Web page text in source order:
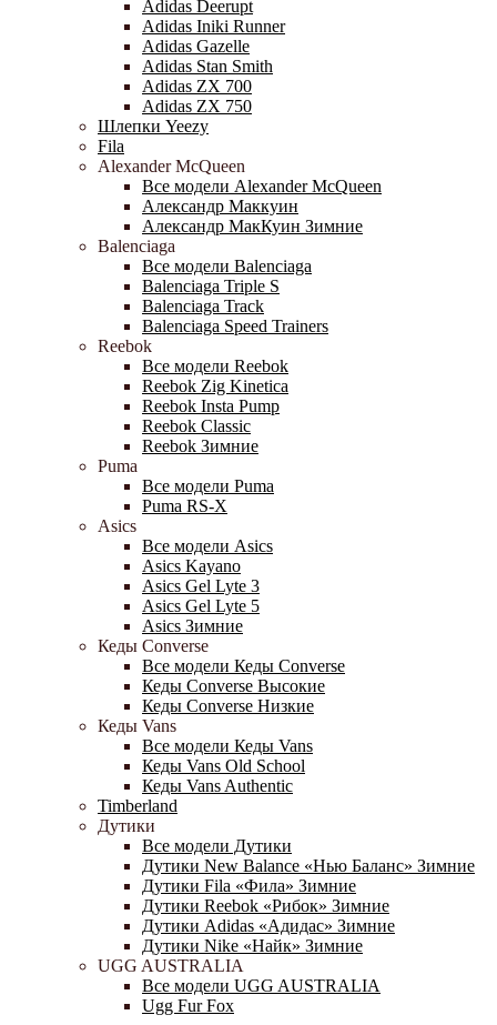
Adidas Deerupt
Adidas Iniki Runner
Adidas Gazelle
Adidas Stan Smith
Adidas ZX 700
Adidas ZX 750
Шлепки Yeezy
Fila
Alexander McQueen
Все модели Alexander McQueen
Александр Маккуин
Александр МакКуин Зимние
Balenciaga
Все модели Balenciaga
Balenciaga Triple S
Balenciaga Track
Balenciaga Speed Trainers
Reebok
Все модели Reebok
Reebok Zig Kinetica
Reebok Insta Pump
Reebok Classic
Reebok Зимние
Puma
Все модели Puma
Puma RS-X
Asics
Все модели Asics
Asics Kayano
Asics Gel Lyte 3
Asics Gel Lyte 5
Asics Зимние
Кеды Converse
Все модели Кеды Converse
Кеды Converse Высокие
Кеды Converse Низкие
Кеды Vans
Все модели Кеды Vans
Кеды Vans Old School
Кеды Vans Authentic
Timberland
Дутики
Все модели Дутики
Дутики New Balance «Нью Баланс» Зимние
Дутики Fila «Фила» Зимние
Дутики Reebok «Рибок» Зимние
Дутики Adidas «Адидас» Зимние
Дутики Nike «Найк» Зимние
UGG AUSTRALIA
Все модели UGG AUSTRALIA
Ugg Fur Fox